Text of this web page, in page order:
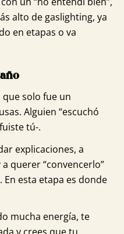
alto de gaslighting, ya
en etapas o va
que solo fue un
Alguien “escuchó
tú-.
explicaciones, a
querer “convencerlo”
esta etapa es donde
mucha energía, te